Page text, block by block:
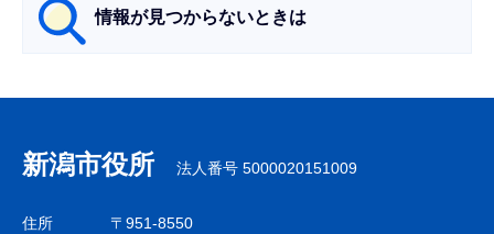
情報が見つからないときは
ナ
ビ
ゲ
新潟市役所 法人番号 5000020151009
住所
〒951-8550